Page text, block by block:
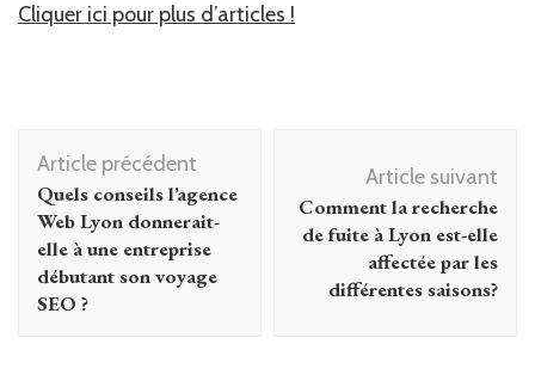
Cliquer ici pour plus d’articles !
Navigation
d'article
Article précédent
Quels conseils l’agence
Web Lyon donnerait-
elle à une entreprise
débutant son voyage
SEO ?
Article suivant
Comment la recherche
de fuite à Lyon est-elle
affectée par les
différentes saisons?